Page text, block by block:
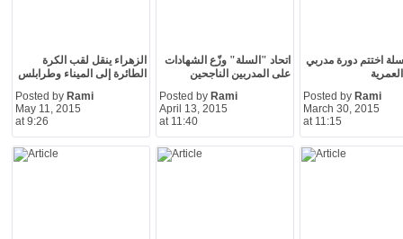
الزهراء ينقل لقب الكرة
الطائرة إلى الميناء وطرابلس
Posted by Rami
May 11, 2015
at 9:26
اتحاد "السلة" وزّع الشهادات
على المدربين الناجحين
Posted by Rami
April 13, 2015
at 11:40
اختتم دورة مدربي
Posted by Rami
March 30, 2015
at 11:15